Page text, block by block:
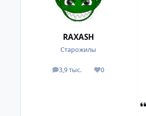
RAXASH
Старожилы
3,9 тыс.
посты 0
Репутация